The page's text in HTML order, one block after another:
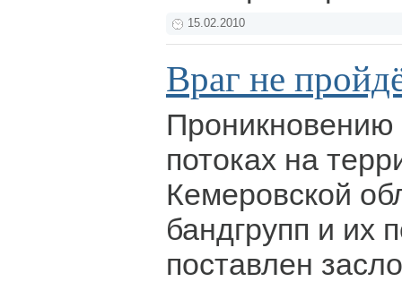
15.02.2010
Враг не
потоках на
Кемеровской
бандгрупп и их
поставлен